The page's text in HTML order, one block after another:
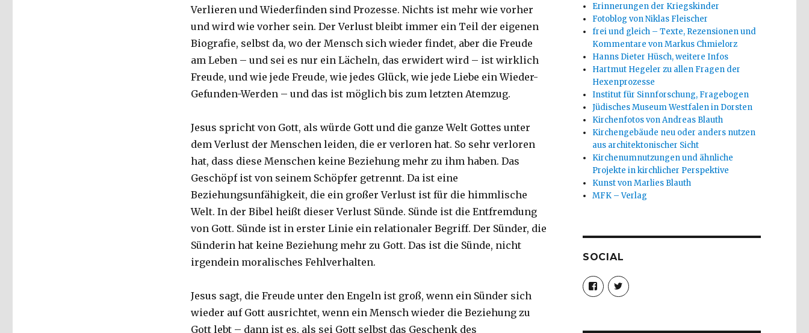
Verlieren und Wiederfinden sind Prozesse. Nichts ist mehr wie vorher
und wird wie vorher sein. Der Verlust bleibt immer ein Teil der eigenen
Biografie, selbst da, wo der Mensch sich wieder findet, aber die Freude
am Leben – und sei es nur ein Lächeln, das erwidert wird – ist wirklich
Freude, und wie jede Freude, wie jedes Glück, wie jede Liebe ein Wieder-
Gefunden-Werden – und das ist möglich bis zum letzten Atemzug.
Jesus spricht von Gott, als würde Gott und die ganze Welt Gottes unter
dem Verlust der Menschen leiden, die er verloren hat. So sehr verloren
hat, dass diese Menschen keine Beziehung mehr zu ihm haben. Das
Geschöpf ist von seinem Schöpfer getrennt. Da ist eine
Beziehungsunfähigkeit, die ein großer Verlust ist für die himmlische
Welt. In der Bibel heißt dieser Verlust Sünde. Sünde ist die Entfremdung
von Gott. Sünde ist in erster Linie ein relationaler Begriff. Der Sünder, die
Sünderin hat keine Beziehung mehr zu Gott. Das ist die Sünde, nicht
irgendein moralisches Fehlverhalten.
Jesus sagt, die Freude unter den Engeln ist groß, wenn ein Sünder sich
wieder auf Gott ausrichtet, wenn ein Mensch wieder die Beziehung zu
Gott lebt – dann ist es, als sei Gott selbst das Geschenk des
Erinnerungen der Kriegskinder
Fotoblog von Niklas Fleischer
frei und gleich – Texte, Rezensionen und
Kommentare von Markus Chmielorz
Hanns Dieter Hüsch, weitere Infos
Hartmut Hegeler zu allen Fragen der
Hexenprozesse
Institut für Sinnforschung, Fragebogen
Jüdisches Museum Westfalen in Dorsten
Kirchenfotos von Andreas Blauth
Kirchengebäude neu oder anders nutzen
aus architektonischer Sicht
Kirchenumnutzungen und ähnliche
Projekte in kirchlicher Perspektive
Kunst von Marlies Blauth
MFK – Verlag
SOCIAL
Profil
von
christoph.fleischer1
anzeigen
Profil
von
anzeigen